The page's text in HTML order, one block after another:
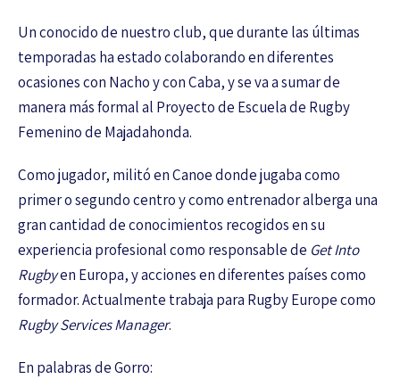
Un conocido de nuestro club, que durante las últimas
temporadas ha estado colaborando en diferentes
ocasiones con Nacho y con Caba, y se va a sumar de
manera más formal al Proyecto de Escuela de Rugby
Femenino de Majadahonda.
Como jugador, militó en Canoe donde jugaba como
primer o segundo centro y como entrenador alberga una
gran cantidad de conocimientos recogidos en su
experiencia profesional como responsable de Get Into
Rugbyen Europa, y acciones en diferentes países como
formador. Actualmente trabaja para Rugby Europe como
Rugby Services Manager.
En palabras de Gorro: